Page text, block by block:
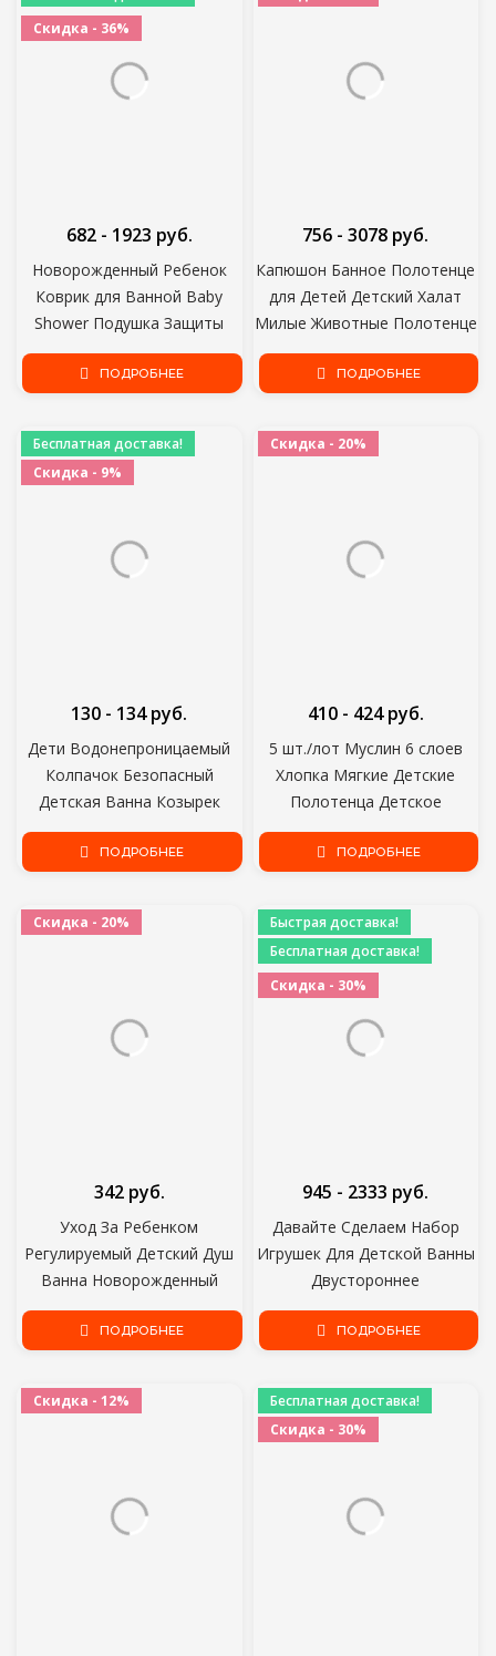
Скидка - 36%
Новорожденный Ребенок
Коврик для Ванной Baby
Shower Подушка Защиты
Складная Воздушная
подушка Нескользящий
безопасность защиты
682 - 1923 руб.
ПОДРОБНЕЕ
Капюшон Банное Полотенце
для Детей Детский Халат
Милые Животные Полотенце
Мультфильм Детские Вещи
Одеяло Дети С Капюшоном
Банное Полотенце
756 - 3078 руб.
ПОДРОБНЕЕ
Бесплатная доставка!
Скидка - 9%
Дети Водонепроницаемый
Колпачок Безопасный
Детская Ванна Козырек
Регулируемые Аксессуары
Козырек Для Купания
Костюм 0-6 Дети
130 - 134 руб.
ПОДРОБНЕЕ
Скидка - 20%
5 шт./лот Муслин 6 слоев
Хлопка Мягкие Детские
Полотенца Детское
Полотенце Для Лица
Носовой Платок Купание
Протрите отрыжку ткани
410 - 424 руб.
ПОДРОБНЕЕ
Скидка - 20%
Уход За Ребенком
Регулируемый Детский Душ
Ванна Новорожденный
Ребенок Ванна Сетка
Детская Безопасность
Поддержка Малыша Купание
Колыбель Кровать
342 руб.
ПОДРОБНЕЕ
Быстрая доставка!
Бесплатная доставка!
Скидка - 30%
Давайте Сделаем Набор
Игрушек Для Детской Ванны
Двустороннее
Хлопчатобумажное Одеяло
Деревянная Погремушка
Игрушки Детская Ванна
Подарочные Товары Для
Детей
945 - 2333 руб.
ПОДРОБНЕЕ
Скидка - 12%
Бесплатная доставка!
Скидка - 30%